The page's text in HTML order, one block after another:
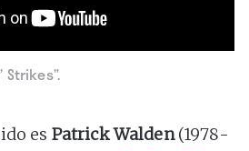
Strikes”.
es Patrick Walden(1978-